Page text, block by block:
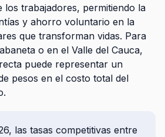
los trabajadores, permitiendo la
y ahorro voluntario en la
que transforman vidas. Para
o en el Valle del Cauca,
puede representar un
pesos en el costo total del
las tasas competitivas entre